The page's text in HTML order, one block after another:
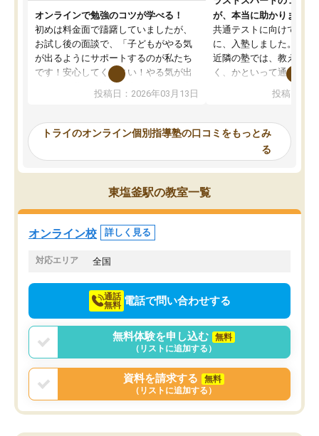
オンラインで勉強のコツが学べる！
初めは料金面で躊躇していましたが、
お試し後の面談で、「子どもがやる気
が出るようにサポートするのが私たち
です！安心してください！やる気が出
ないのは私たち講師の責任です」と言
ってくださり、確かに！と考えて、思
ったんですが、学生の先生から学ぶこ
み、徐々に成績が上がったらいいなと
思っていました。何が今足りないのか
を的確に指導いただき、子どももびっ
くりするほど楽しんでやる気を持って
塾を受けています。狙い通り、少しず
つ成績も上がり、苦手意識も無くなっ
てきたので、さらに苦手な数学も追加
でお願いしました。来年の高校受験に
投稿日：2026年03月13日
が、本当に助かりました
共通テストに向けての追
に、入塾しました。田舎
近隣の塾では、教えても
く、かといって通うには
可能なので本当に助か
らないところをピンポイ
頂いて、とてもわかり
していました。一生を
スト、多少お金がかかっ
投稿日：
トライのオンライン個別指導塾の口コミをもっとみ
る
東塩釜駅の教室一覧
オンライン校 詳しく見る
対応エリア 全国
通話
無料 電話で問い合わせする
無料体験を申し込む
無料
（リストに追加する）
資料を請求する
無料
（リストに追加する）